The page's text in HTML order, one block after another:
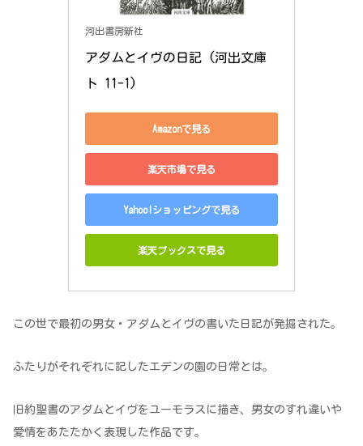
河出書房新社
アダムとイヴの日記 (河出文庫
ト 11-1)
Amazonで見る
楽天市場で見る
Yahoo!ショッピングで見る
楽天ブックスで見る
この世で最初の男女・アダムとイヴの書いた日記が発掘された。
ふたりがそれぞれに記したエデンの園の日常とは。
旧約聖書のアダムとイヴをユーモラスに描き、男女のすれ違いや
愛情をあたたかく表現した作品です。